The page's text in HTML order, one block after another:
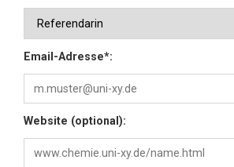
Email-Adresse*:
Website (optional):